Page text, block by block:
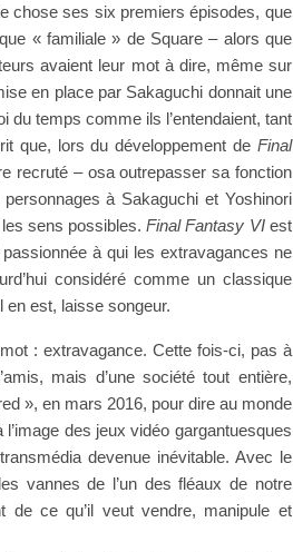
chose ses six premiers épisodes, que
« familiale » de Square – alors que
avaient leur mot à dire, même sur
en place par Sakaguchi donnait une
du temps comme ils l’entendaient, tant
que, lors du développement de Final
recruté – osa outrepasser sa fonction
à Sakaguchi et Yoshinori
les sens possibles.Final Fantasy VIest
à qui les extravagances ne
considéré comme un classique
en est, laisse songeur.
: extravagance. Cette fois-ci, pas à
mais d’une société tout entière,
», en mars 2016, pour dire au monde
des jeux vidéo gargantuesques
devenue inévitable. Avec le
vannes de l’un des fléaux de notre
de ce qu’il veut vendre, manipule et